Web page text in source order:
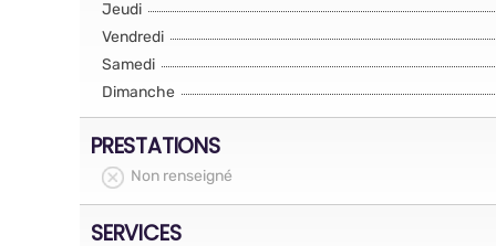
Jeudi
Vendredi
Samedi
Dimanche
PRESTATIONS
Non renseigné
SERVICES